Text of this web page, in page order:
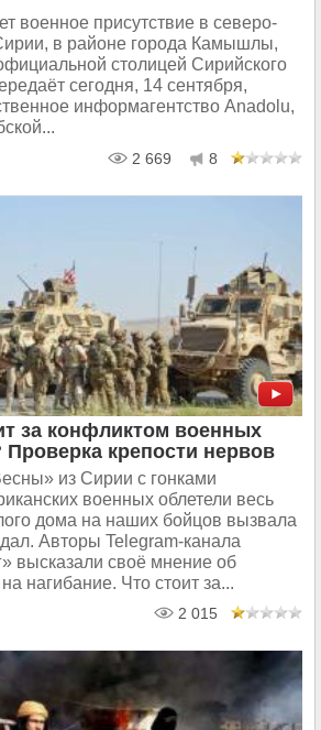
военное присутствие в северо-
в районе города Камышлы,
столицей Сирийского
сегодня, 14 сентября,
информагентство Anadolu,
2 669 8
за конфликтом военных
крепости нервов
из Сирии с гонками
военных облетели весь
дома на наших бойцов вызвала
Авторы Telegram-канала
высказали своё мнение об
нагибание. Что стоит за...
2 015